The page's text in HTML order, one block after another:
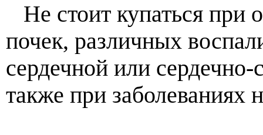
Не стоит купаться при
почек, различных
сердечной или сердечно-
также при заболеваниях